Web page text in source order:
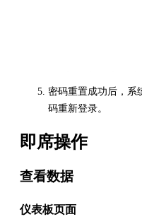
密码重置成功后，系
码重新登录。
即席操作
查看数据
仪表板页面